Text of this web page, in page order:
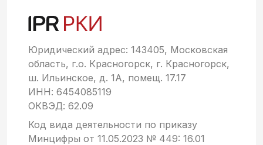
Юридический адрес: 143405, Московская
область, г.о. Красногорск, г. Красногорск,
ш. Ильинское, д. 1А, помещ. 17.17
ИНН: 6454085119
ОКВЭД: 62.09
Код вида деятельности по приказу
Минцифры от 11.05.2023 № 449: 16.01